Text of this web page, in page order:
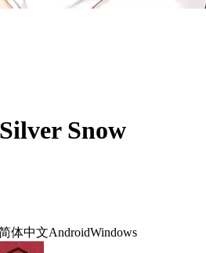
Snow
体中文AndroidWindows